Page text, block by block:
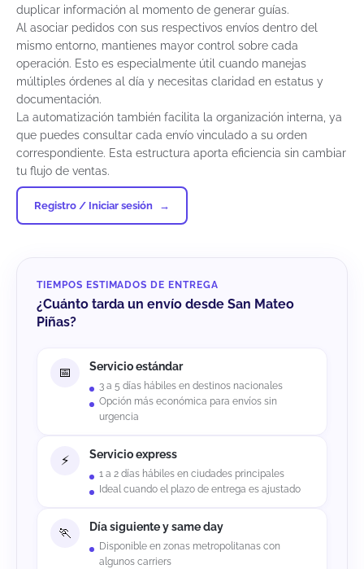
duplicar información al momento de generar guías.
Al asociar pedidos con sus respectivos envíos dentro del
mismo entorno, mantienes mayor control sobre cada
operación. Esto es especialmente útil cuando manejas
múltiples órdenes al día y necesitas claridad en estatus y
documentación.
La automatización también facilita la organización interna, ya
que puedes consultar cada envío vinculado a su orden
correspondiente. Esta estructura aporta eficiencia sin cambiar
tu flujo de ventas.
Registro / Iniciar sesión
TIEMPOS ESTIMADOS DE ENTREGA
¿Cuánto tarda un envío desde San Mateo
Piñas?
Servicio estándar
3 a 5 días hábiles en destinos nacionales
Opción más económica para envíos sin
urgencia
Servicio express
1 a 2 días hábiles en ciudades principales
Ideal cuando el plazo de entrega es ajustado
Día siguiente y same day
Disponible en zonas metropolitanas con
algunos carriers